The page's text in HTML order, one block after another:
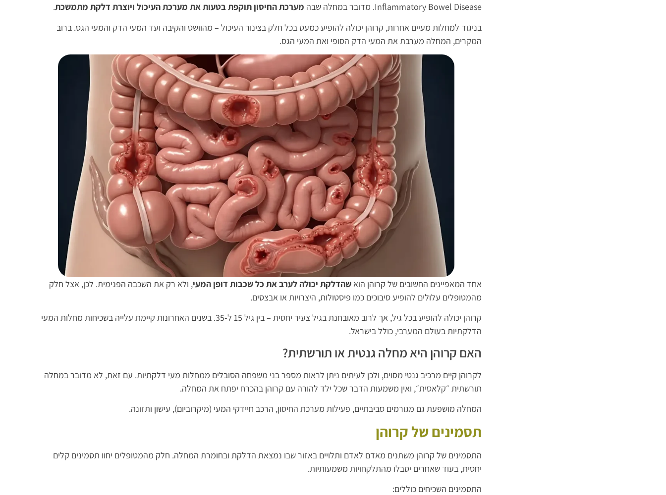
Inflammatory Bowel Disease. מדובר במחלה שבה
מערכת החיסון תוקפת בטעות את מערכת העיכול ויוצרת דלקת מתמשכת.
בניגוד למחלות מעיים אחרות, קרוהן יכולה להופיע כמעט בכל חלק בצינור העיכול – מהוושט והקיבה ועד המעי הדק והמעי הגס. ברוב
המקרים, המחלה מערבת את המעי הדק הסופי ואת המעי הגס.
אחד המאפיינים החשובים של קרוהן הואשהדלקת יכולה לערב את כל שכבות דופן המעי, ולא רק את השכבה הפנימית. לכן, אצל חלק
מהמטופלים עלולים להופיע סיבוכים כמו פיסטולות, היצרויות או אבצסים.
קרוהן יכולה להופיע בכל גיל, אך לרוב מאובחנת בגיל צעיר יחסית – בין גיל 15 ל-35. בשנים האחרונות קיימת עלייה בשכיחות מחלות המעי
הדלקתיות בעולם המערבי, כולל בישראל.
האם קרוהן היא מחלה גנטית או תורשתית?
לקרוהן קיים מרכיב גנטי מסוים, ולכן לעיתים ניתן לראות מספר בני משפחה הסובלים ממחלות מעי דלקתיות. עם זאת, לא מדובר במחלה
תורשתית ״קלאסית״, ואין משמעות הדבר שכל ילד להורה עם קרוהן בהכרח יפתח את המחלה.
המחלה מושפעת גם מגורמים סביבתיים, פעילות מערכת החיסון, הרכב חיידקי המעי (מיקרוביום), עישון ותזונה.
תסמינים של קרוהן
התסמינים של קרוהן משתנים מאדם לאדם ותלויים באזור שבו נמצאת הדלקת ובחומרת המחלה. חלק מהמטופלים יחוו תסמינים קלים
יחסית, בעוד שאחרים יסבלו מהתלקחויות משמעותיות.
התסמינים השכיחים כוללים: